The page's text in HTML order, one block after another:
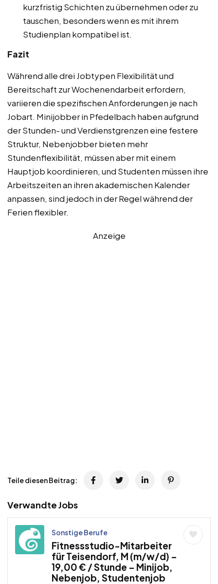
kurzfristig Schichten zu übernehmen oder zu
tauschen, besonders wenn es mit ihrem
Studienplan kompatibel ist.
Fazit
Während alle drei Jobtypen Flexibilität und
Bereitschaft zur Wochenendarbeit erfordern,
variieren die spezifischen Anforderungen je nach
Jobart. Minijobber in Pfedelbach haben aufgrund
der Stunden- und Verdienstgrenzen eine festere
Struktur, Nebenjobber bieten mehr
Stundenflexibilität, müssen aber mit einem
Hauptjob koordinieren, und Studenten müssen ihre
Arbeitszeiten an ihren akademischen Kalender
anpassen, sind jedoch in der Regel während der
Ferien flexibler.
Anzeige
Teile diesen Beitrag:
Verwandte Jobs
Sonstige Berufe
Fitnessstudio-Mitarbeiter
für Teisendorf, M (m/w/d) –
19,00 € / Stunde – Minijob,
Nebenjob, Studentenjob